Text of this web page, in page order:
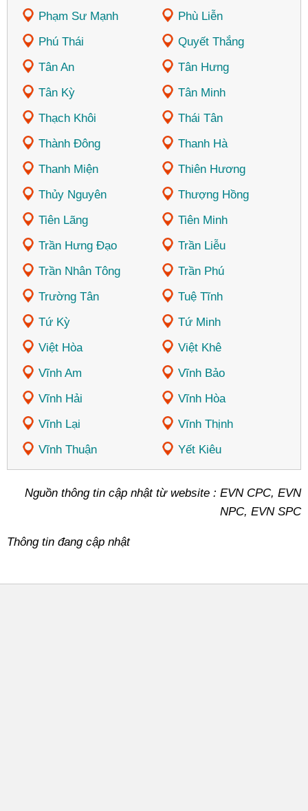
Phạm Sư Mạnh
Phù Liễn
Phú Thái
Quyết Thắng
Tân An
Tân Hưng
Tân Kỳ
Tân Minh
Thạch Khôi
Thái Tân
Thành Đông
Thanh Hà
Thanh Miện
Thiên Hương
Thủy Nguyên
Thượng Hồng
Tiên Lãng
Tiên Minh
Trần Hưng Đạo
Trần Liễu
Trần Nhân Tông
Trần Phú
Trường Tân
Tuệ Tĩnh
Tứ Kỳ
Tứ Minh
Việt Hòa
Việt Khê
Vĩnh Am
Vĩnh Bảo
Vĩnh Hải
Vĩnh Hòa
Vĩnh Lại
Vĩnh Thịnh
Vĩnh Thuận
Yết Kiêu
Nguồn thông tin cập nhật từ website : EVN CPC, EVN
NPC, EVN SPC
Thông tin đang cập nhật